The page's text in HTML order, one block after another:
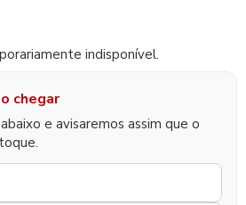
indisponível.
chegar
e avisaremos assim que o